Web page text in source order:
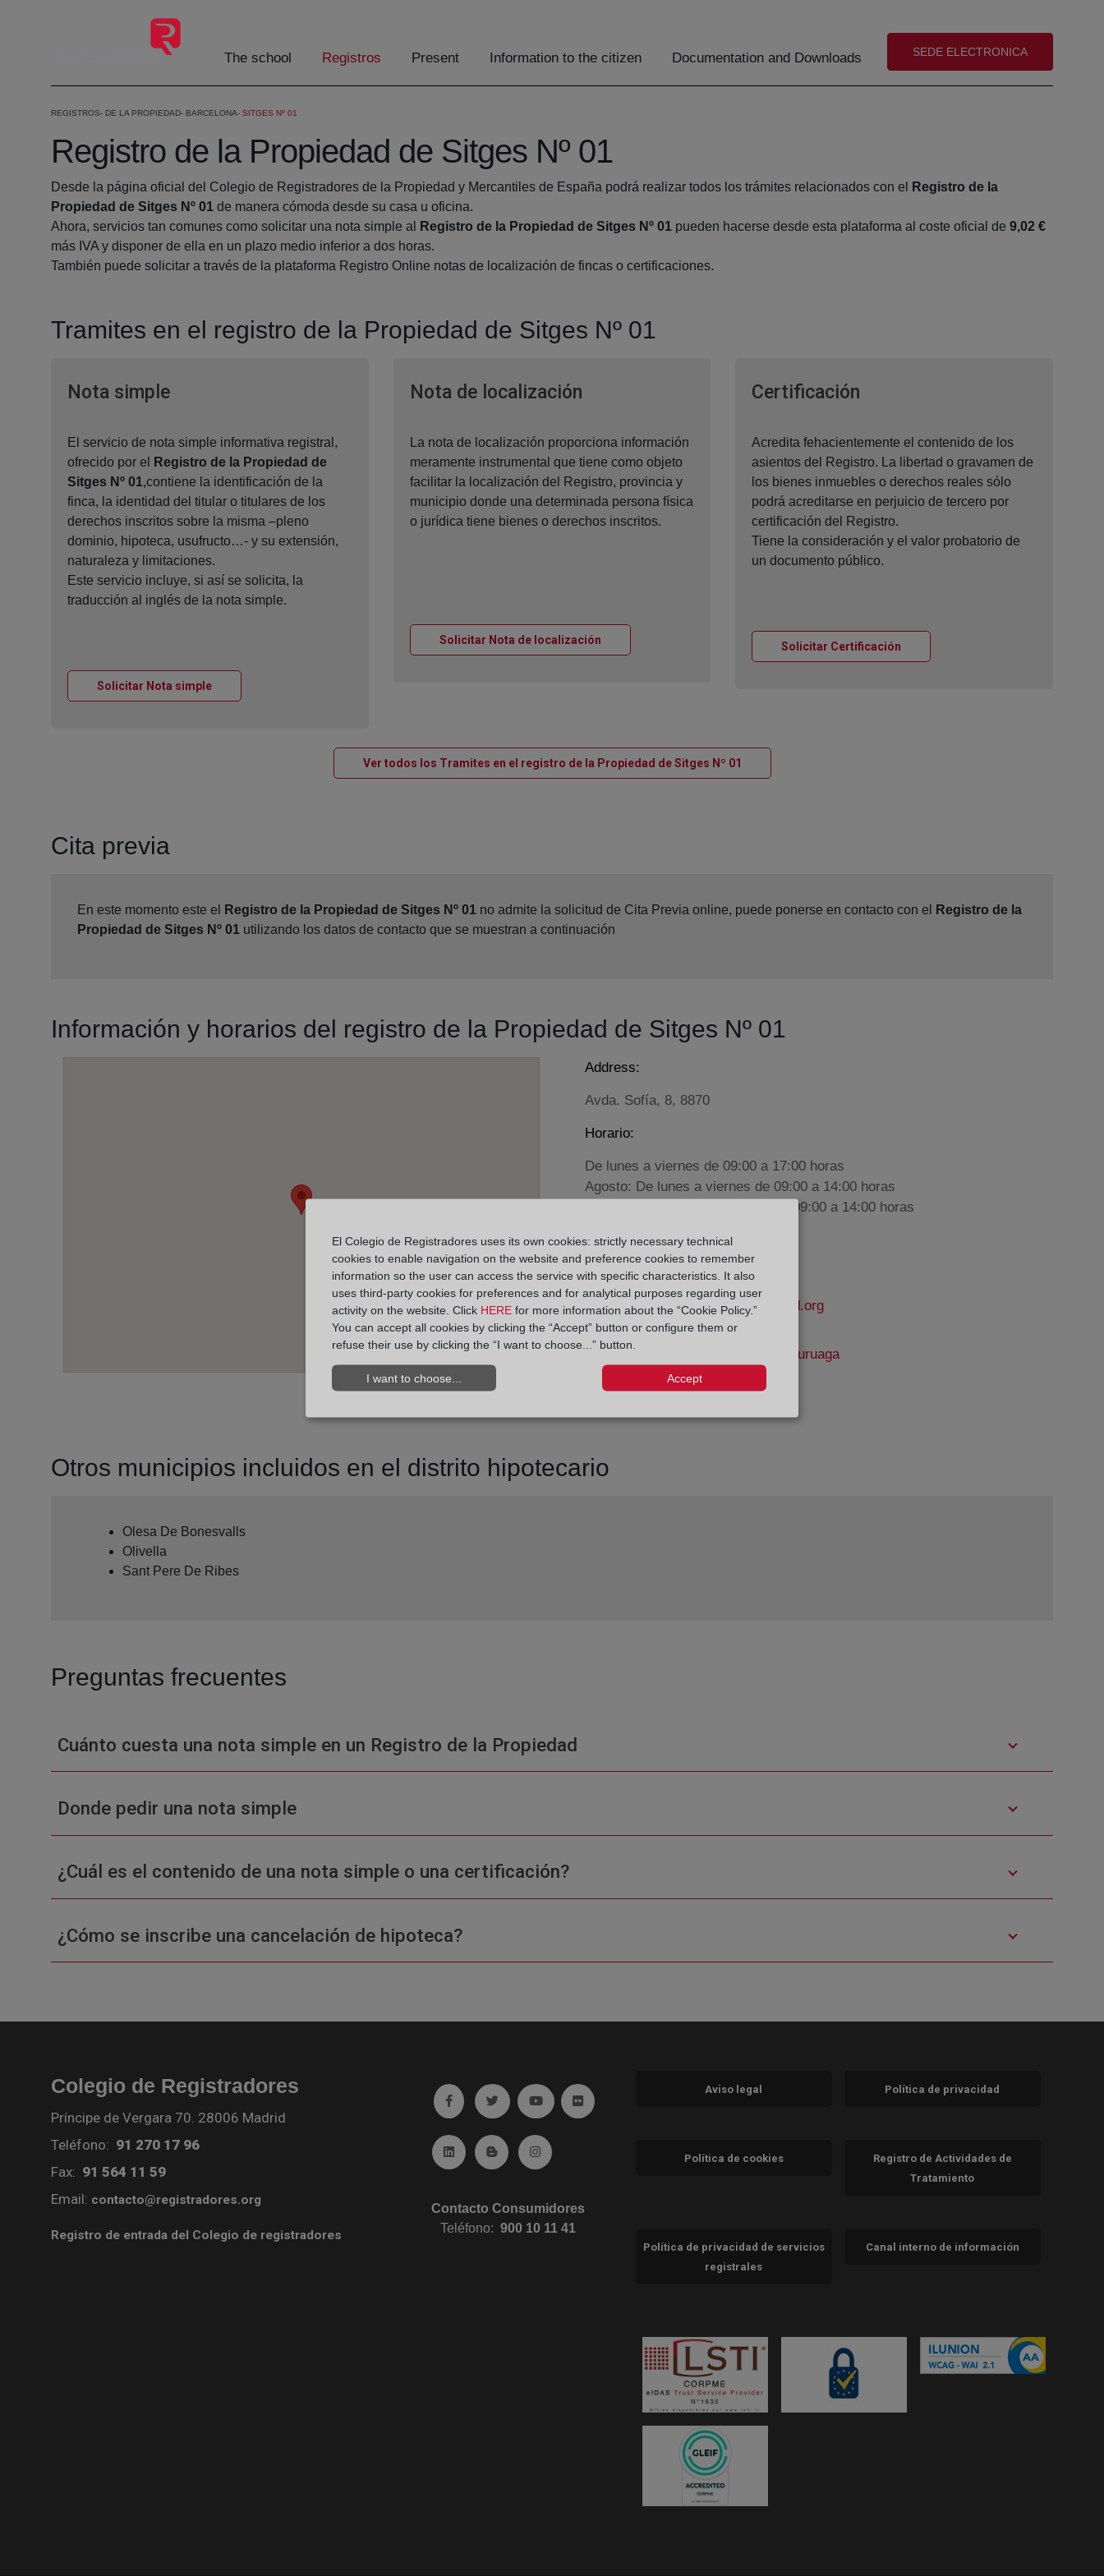
The school Registros Present Information to the citizen Documentation and Downloads (abre en nueva ventana)
SEDE ELECTRONICA
REGISTROS DE LA PROPIEDAD BARCELONA SITGES Nº 01
Registro de la Propiedad de Sitges Nº 01
Desde la página oficial del Colegio de Registradores de la Propiedad y Mercantiles de España podrá realizar todos los trámites relacionados con el
Registro de la
Propiedad de Sitges Nº 01 de manera cómoda desde su casa u oficina.
Ahora, servicios tan comunes como solicitar una nota simple al
Registro de la Propiedad de Sitges Nº 01 pueden hacerse desde esta plataforma al coste oficial de 9,02 €
más IVA y disponer de ella en un plazo medio inferior a dos horas.
También puede solicitar a través de la plataforma Registro Online notas de localización de fincas o certificaciones.
Tramites en el registro de la Propiedad de Sitges Nº 01
Nota simpleVentana nueva
El servicio de nota simple informativa registral,
ofrecido por el
Registro de la Propiedad de
Sitges Nº 01,contiene la identificación de la
finca, la identidad del titular o titulares de los
derechos inscritos sobre la misma –pleno
dominio, hipoteca, usufructo…- y su extensión,
naturaleza y limitaciones.
Este servicio incluye, si así se solicita, la
traducción al inglés de la nota simple.
Solicitar Nota simpleVentana nueva
Nota de localizaciónVentana nueva
La nota de localización proporciona información
meramente instrumental que tiene como objeto
facilitar la localización del Registro, provincia y
municipio donde una determinada persona física
o jurídica tiene bienes o derechos inscritos.
Solicitar Nota de localizaciónVentana nueva
Certificación
Acredita fehacientemente el contenido de los
asientos del Registro. La libertad o gravamen de
los bienes inmuebles o derechos reales sólo
podrá acreditarse en perjuicio de tercero por
certificación del Registro.
Tiene la consideración y el valor probatorio de
un documento público.
Solicitar Certificación
Ver todos los Tramites en el registro de la Propiedad de Sitges Nº 01
Cita previa
En este momento este el Registro de la Propiedad de Sitges Nº 01 no admite la solicitud de Cita Previa online, puede ponerse en contacto con el
Registro de la
Propiedad de Sitges Nº 01 utilizando los datos de contacto que se muestran a continuación
Información y horarios del registro de la Propiedad de Sitges Nº 01
Address:
Avda. Sofía, 8, 8870
Horario:
De lunes a viernes de 09:00 a 17:00 horas
Agosto: De lunes a viernes de 09:00 a 14:00 horas
Los días 24 y 31 de diciembre de 09:00 a 14:00 horas
Datos de contacto:
(93) 894 35 85
sitges@registrodelapropiedad.org
Datos del Registrador:
Juan Carlos Segoviano Astaburuaga
Delegado de Protección de Datos:
Otros municipios incluidos en el distrito hipotecario
Olesa De Bonesvalls
Olivella
Sant Pere De Ribes
Preguntas frecuentes
Cuánto cuesta una nota simple en un Registro de la Propiedad
Donde pedir una nota simple
¿Cuál es el contenido de una nota simple o una certificación?
¿Cómo se inscribe una cancelación de hipoteca?
Colegio de Registradores
Príncipe de Vergara 70. 28006 Madrid
Teléfono: 91 270 17 96
Fax: 91 564 11 59
Email: contacto@registradores.org
Registro de entrada del Colegio de registradores
Ir a facebook (abre en ventana nueva)
Ir a twitter (abre en ventana nueva)
Ir a YouTube (abre en ventana nueva)
Ir a Flickr (abre en ventana nueva)
Ir a Linkedin (abre en ventana nueva)
Ir al Blog (abre en ventana nueva)
Ir a Instagram (abre en ventana nueva)
Contacto Consumidores
Teléfono:900 10 11 41
Aviso legal Política de privacidad
Política de cookies
Registro de Actividades de
Tratamiento
Política de privacidad de servicios
registrales
Canal interno de información
El Colegio de Registradores uses its own cookies: strictly necessary technical
cookies to enable navigation on the website and preference cookies to remember
information so the user can access the service with specific characteristics. It also
uses third-party cookies for preferences and for analytical purposes regarding user
activity on the website. Click HERE for more information about the “Cookie Policy.”
You can accept all cookies by clicking the “Accept” button or configure them or
refuse their use by clicking the “I want to choose...” button.
I want to choose... Accept